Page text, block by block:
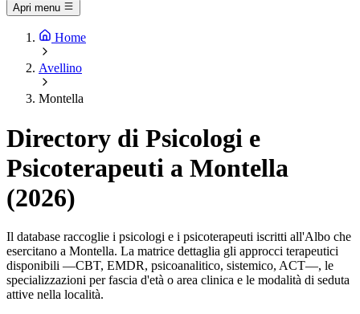
Apri menu
Home
Avellino
Montella
Directory di Psicologi e
Psicoterapeuti a Montella
(2026)
Il database raccoglie i psicologi e i psicoterapeuti iscritti all'Albo che
esercitano a Montella. La matrice dettaglia gli approcci terapeutici
disponibili —CBT, EMDR, psicoanalitico, sistemico, ACT—, le
specializzazioni per fascia d'età o area clinica e le modalità di seduta
attive nella località.